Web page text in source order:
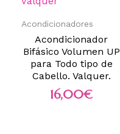
Acondicionadores
Acondicionador
Bifásico Volumen UP
para Todo tipo de
Cabello. Valquer.
16,00€